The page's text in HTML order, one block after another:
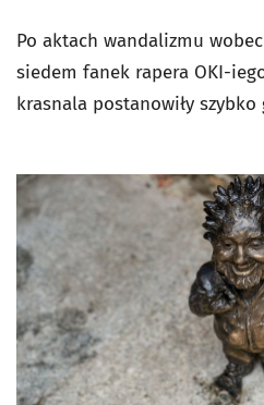
Po aktach wandalizmu
siedem fanek rapera OKI-
krasnala postanowiły szybko